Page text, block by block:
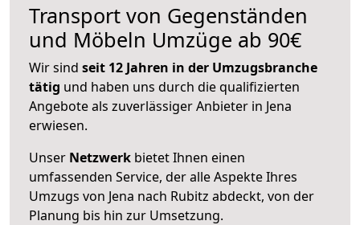
Transport von Gegenständen
und Möbeln Umzüge ab 90€
Wir sind seit 12 Jahren in der Umzugsbranche
tätig und haben uns durch die qualifizierten
Angebote als zuverlässiger Anbieter in Jena
erwiesen.
Unser Netzwerk bietet Ihnen einen
umfassenden Service, der alle Aspekte Ihres
Umzugs von Jena nach Rubitz abdeckt, von der
Planung bis hin zur Umsetzung.